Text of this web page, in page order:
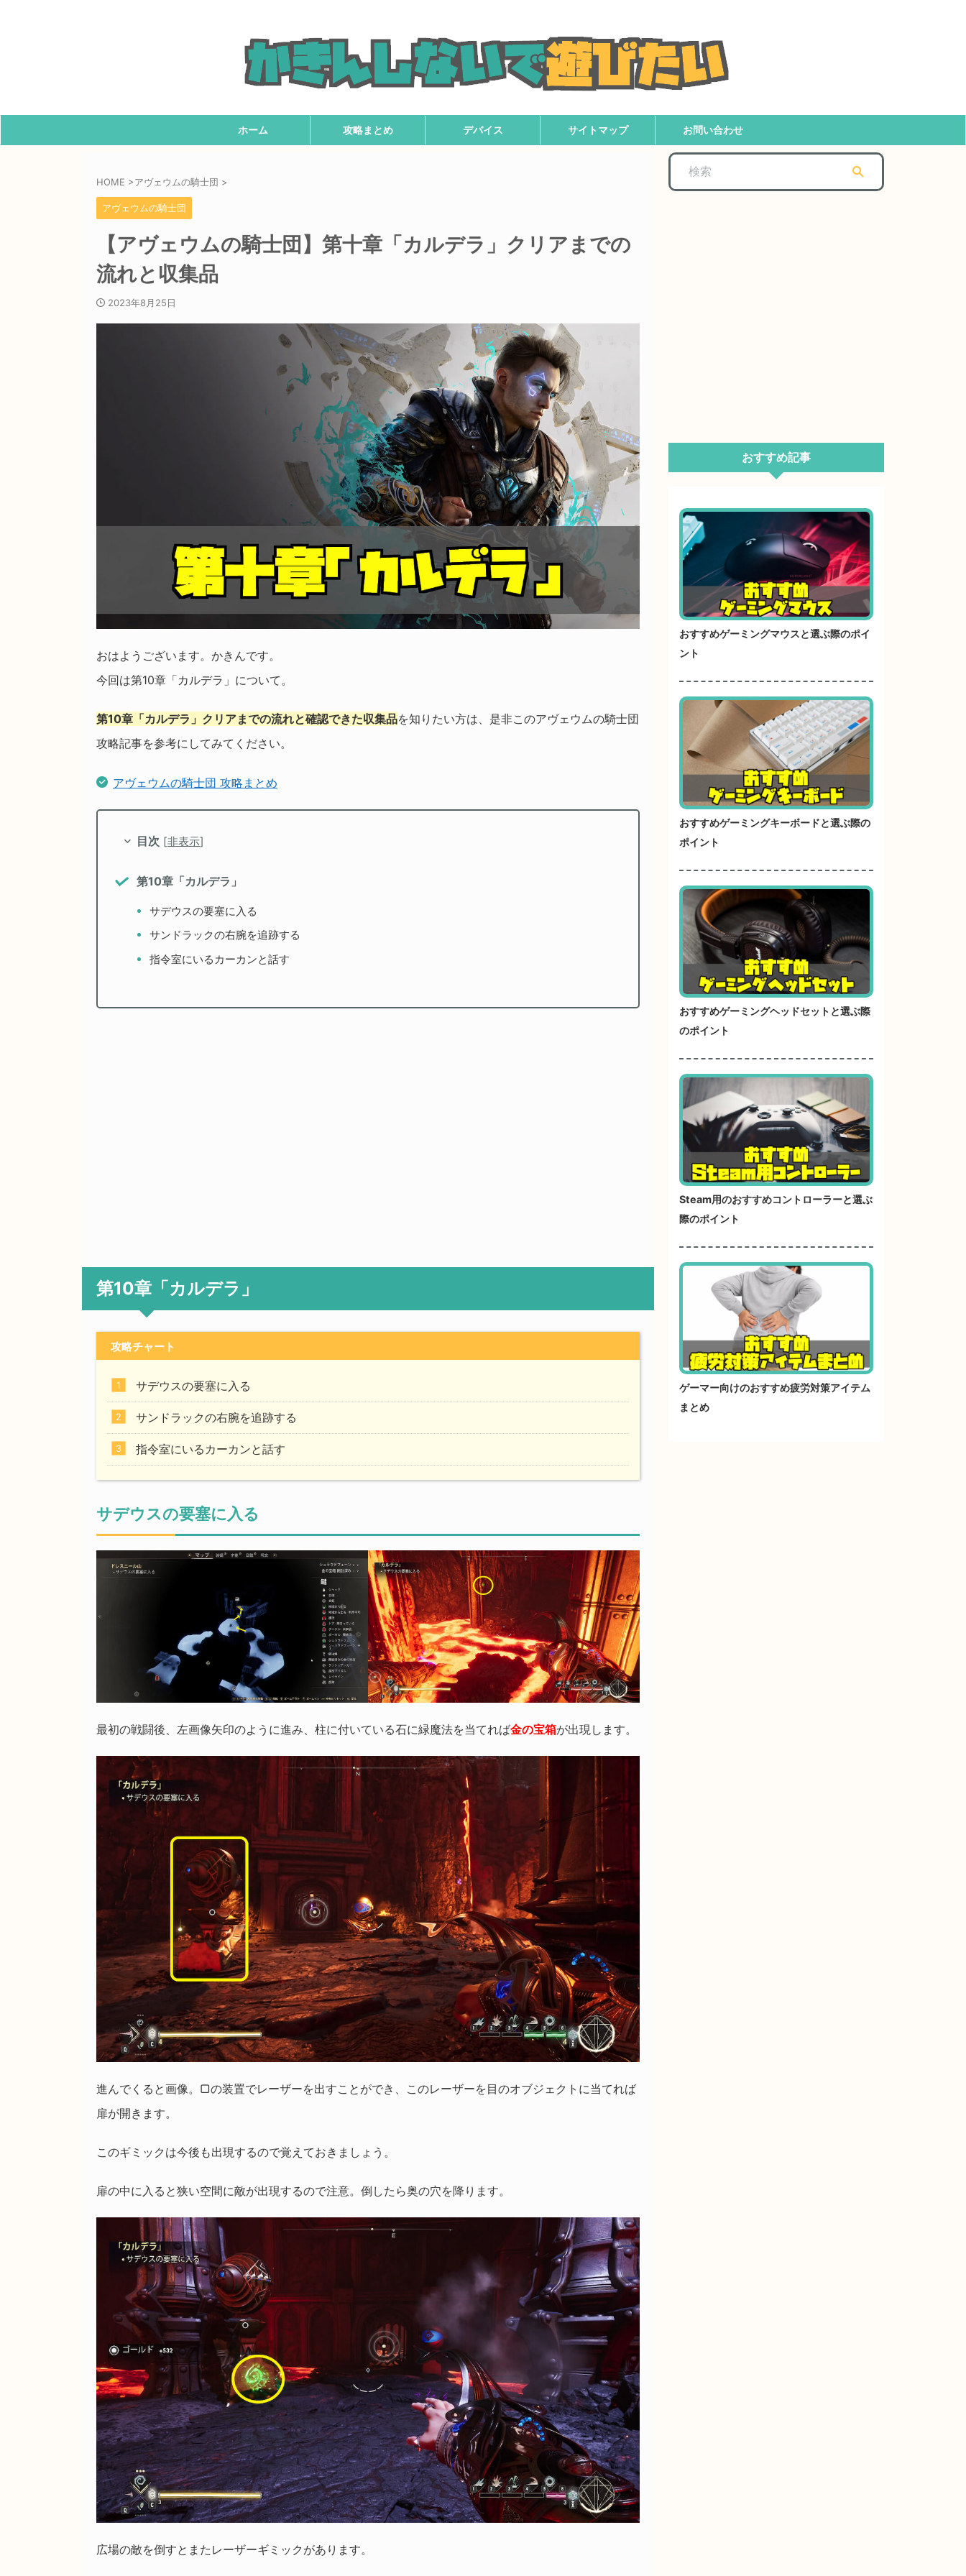
ホーム 攻略まとめ デバイス サイトマップ お問い合わせ
HOME >アヴェウムの騎士団 >
アヴェウムの騎士団
【アヴェウムの騎士団】第十章「カルデラ」クリアまでの
流れと収集品
2023年8月25日
おはようございます。かきんです。
今回は第10章「カルデラ」について。
第10章「カルデラ」クリアまでの流れと確認できた収集品を知りたい方は、是非このアヴェウムの騎士団
攻略記事を参考にしてみてください。
アヴェウムの騎士団 攻略まとめ
目次 [非表示]
第10章「カルデラ」
サデウスの要塞に入る
サンドラックの右腕を追跡する
指令室にいるカーカンと話す
第10章「カルデラ」
攻略チャート
サデウスの要塞に入る
サンドラックの右腕を追跡する
指令室にいるカーカンと話す
サデウスの要塞に入る
最初の戦闘後、左画像矢印のように進み、柱に付いている石に緑魔法を当てれば金の宝箱が出現します。
進んでくると画像。▢の装置でレーザーを出すことができ、このレーザーを目のオブジェクトに当てれば
扉が開きます。
このギミックは今後も出現するので覚えておきましょう。
扉の中に入ると狭い空間に敵が出現するので注意。倒したら奥の穴を降ります。
広場の敵を倒すとまたレーザーギミックがあります。
おすすめ記事
おすすめゲーミングマウスと選ぶ際のポイ
ント
おすすめゲーミングキーボードと選ぶ際の
ポイント
おすすめゲーミングヘッドセットと選ぶ際
のポイント
Steam用のおすすめコントローラーと選ぶ
際のポイント
ゲーマー向けのおすすめ疲労対策アイテム
まとめ